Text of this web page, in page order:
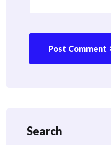
Post Comment
Search